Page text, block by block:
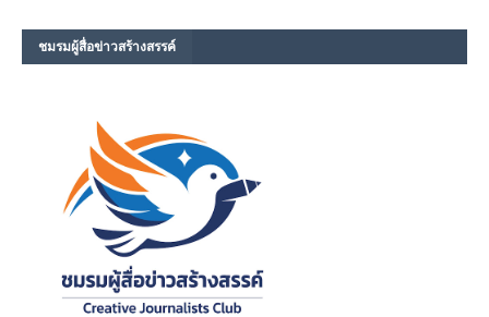
ชมรม​ผู้สื่อข่าวสร้างสรรค์​